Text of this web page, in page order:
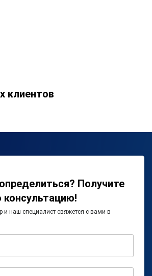
клиентов
Получите
консультацию!
и наш специалист свяжется с вами в